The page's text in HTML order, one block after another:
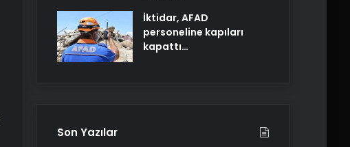
İktidar, AFAD
personeline kapıları
kapattı…
Son Yazılar